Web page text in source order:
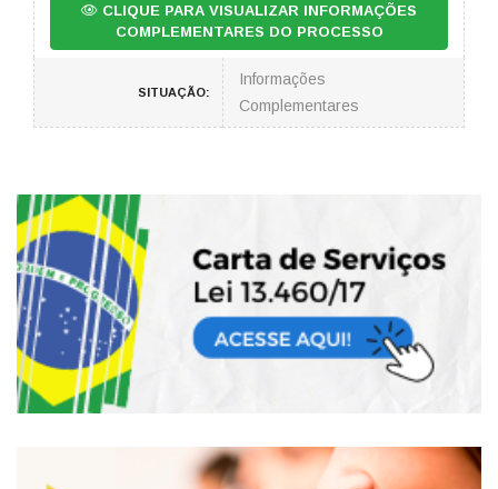
CLIQUE PARA VISUALIZAR INFORMAÇÕES
COMPLEMENTARES DO PROCESSO
SITUAÇÃO:
Informações
Complementares